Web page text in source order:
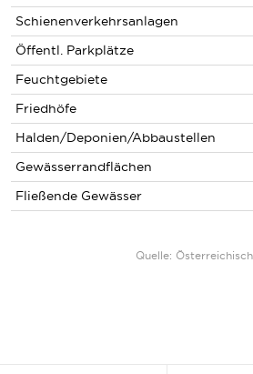
Schienenverkehrsanlagen
Öffentl. Parkplätze
Feuchtgebiete
Friedhöfe
Halden/Deponien/Abbaustellen
Gewässerrandflächen
Fließende Gewässer
Quelle: